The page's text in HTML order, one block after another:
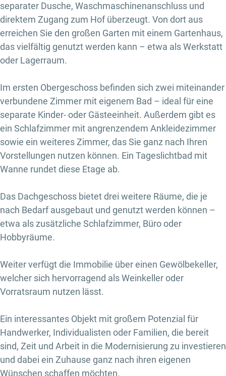
separater Dusche, Waschmaschinenanschluss und
direktem Zugang zum Hof überzeugt. Von dort aus
erreichen Sie den großen Garten mit einem Gartenhaus,
das vielfältig genutzt werden kann – etwa als Werkstatt
oder Lagerraum.
Im ersten Obergeschoss befinden sich zwei miteinander
verbundene Zimmer mit eigenem Bad – ideal für eine
separate Kinder- oder Gästeeinheit. Außerdem gibt es
ein Schlafzimmer mit angrenzendem Ankleidezimmer
sowie ein weiteres Zimmer, das Sie ganz nach Ihren
Vorstellungen nutzen können. Ein Tageslichtbad mit
Wanne rundet diese Etage ab.
Das Dachgeschoss bietet drei weitere Räume, die je
nach Bedarf ausgebaut und genutzt werden können –
etwa als zusätzliche Schlafzimmer, Büro oder
Hobbyräume.
Weiter verfügt die Immobilie über einen Gewölbekeller,
welcher sich hervorragend als Weinkeller oder
Vorratsraum nutzen lässt.
Ein interessantes Objekt mit großem Potenzial für
Handwerker, Individualisten oder Familien, die bereit
sind, Zeit und Arbeit in die Modernisierung zu investieren
und dabei ein Zuhause ganz nach ihren eigenen
Wünschen schaffen möchten.